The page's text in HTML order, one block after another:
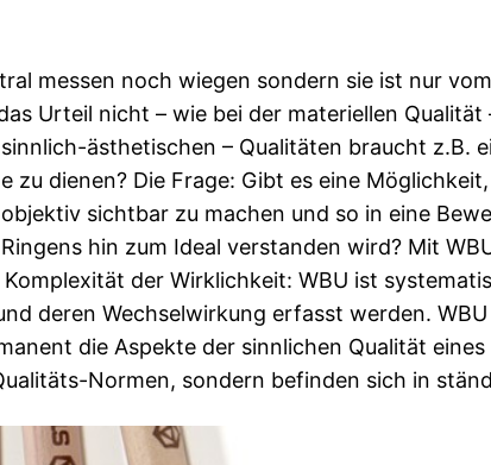
messen noch wiegen sondern sie ist nur
Urteil nicht – wie bei der materiellen
ästhetischen – Qualitäten braucht z.B.
zu dienen? Die Frage: Gibt es eine
sichtbar zu machen und so in eine
hin zum Ideal verstanden wird? Mit
der Wirklichkeit: WBU ist
deren Wechselwirkung erfasst werden.
die Aspekte der sinnlichen Qualität
Normen, sondern befinden sich in